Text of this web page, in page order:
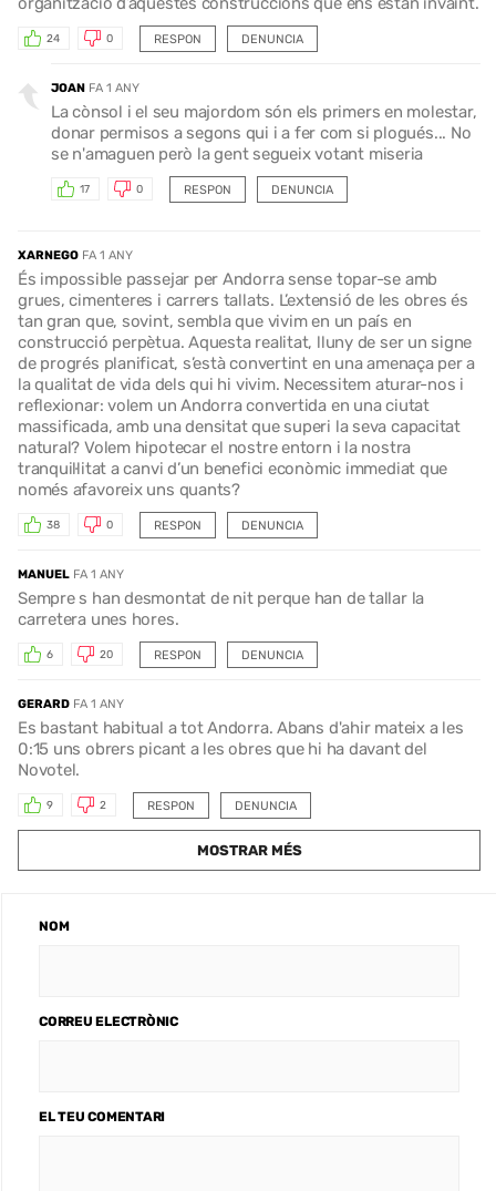
RESPON
24 0 DENUNCIA
JOAN FA 1 ANY
La cònsol i el seu majordom són els primers en molestar,
donar permisos a segons qui i a fer com si plogués... No
se n'amaguen però la gent segueix votant miseria
RESPON
17 0 DENUNCIA
XARNEGO FA 1 ANY
És impossible passejar per Andorra sense topar-se amb
grues, cimenteres i carrers tallats. L’extensió de les obres és
tan gran que, sovint, sembla que vivim en un país en
construcció perpètua. Aquesta realitat, lluny de ser un signe
de progrés planificat, s’està convertint en una amenaça per a
la qualitat de vida dels qui hi vivim. Necessitem aturar-nos i
reflexionar: volem un Andorra convertida en una ciutat
massificada, amb una densitat que superi la seva capacitat
natural? Volem hipotecar el nostre entorn i la nostra
tranquil·litat a canvi d’un benefici econòmic immediat que
només afavoreix uns quants?
RESPON
38 0 DENUNCIA
MANUEL FA 1 ANY
Sempre s han desmontat de nit perque han de tallar la
carretera unes hores.
RESPON
6 20 DENUNCIA
GERARD FA 1 ANY
Es bastant habitual a tot Andorra. Abans d'ahir mateix a les
0:15 uns obrers picant a les obres que hi ha davant del
Novotel.
RESPON
9 2 DENUNCIA
MOSTRAR MÉS
NOM
CORREU ELECTRÒNIC
EL TEU COMENTARI